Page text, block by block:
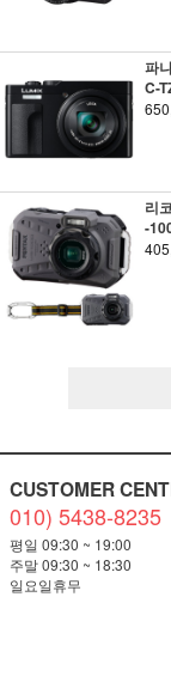
파
C-
리
-
CUSTOMER
010) 5438-8235
평일 09:30 ~ 19:00
주말 09:30 ~ 18:30
일요일휴무